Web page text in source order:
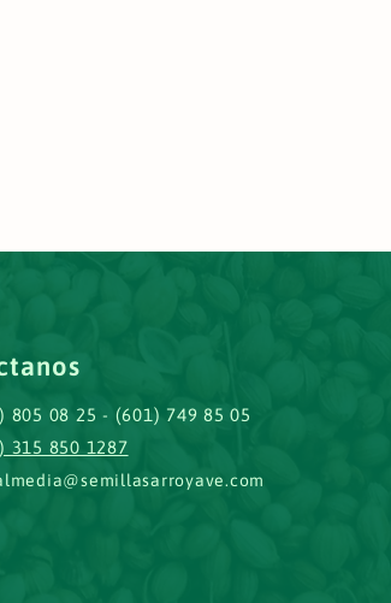
805 08 25 - (601) 749 85 05
315 850 1287